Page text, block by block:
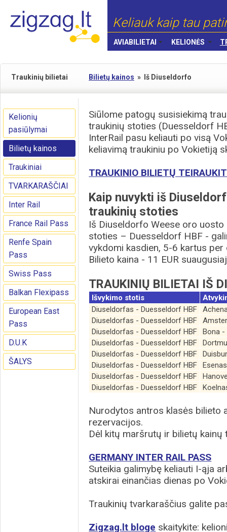
Keliauk kaip tau
AVIABILIETAI KELIONĖS
Traukinių bilietai Bilietų kainos » Iš Diuseldorfo
Kelionių
pasiūlymai
Bilietų kainos
Traukiniai
TVARKARAŠČIAI
Inter Rail
France Rail Pass
Renfe Spain
Pass
Swiss Pass
Balkan Flexipass
European East
Pass
D.U.K
ŠALYS
Siūlome patogų susisiekimą
traukinių stoties (Duesseldorf
InterRail pasu keliauti po visą
keliavimą traukiniu po Vokietiją
TRAUKINIO BILIETŲ
Kaip nuvykti iš
traukinių stoties
Iš Diuseldorfo Weese oro
stoties – Duesseldorf HBF -
vykdomi kasdien, 5-6 kartus
Bilieto kaina - 11 EUR
TRAUKINIŲ BILIETAI IŠ
Išvykimo stotis
Diuseldorfas - Duesseldorf HBF
Diuseldorfas - Duesseldorf HBF
Diuseldorfas - Duesseldorf HBF
Bona -
Diuseldorfas - Duesseldorf HBF
Diuseldorfas - Duesseldorf HBF
Diuseldorfas - Duesseldorf HBF
Diuseldorfas - Duesseldorf HBF
Diuseldorfas - Duesseldorf HBF
Nurodytos antros klasės bilieto
rezervacijos.
Dėl kitų maršrutų ir bilietų
GERMANY INTER RAIL PASS
Suteikia galimybę keliauti I-ąja
atskirai einančias dienas po
Traukinių tvarkaraščius galite
Zigzag.lt bloge skaitykite: